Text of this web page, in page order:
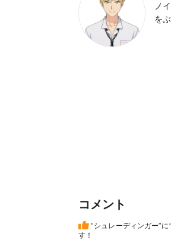
ノ
を
コメント
”シュレーディンガー”
す！